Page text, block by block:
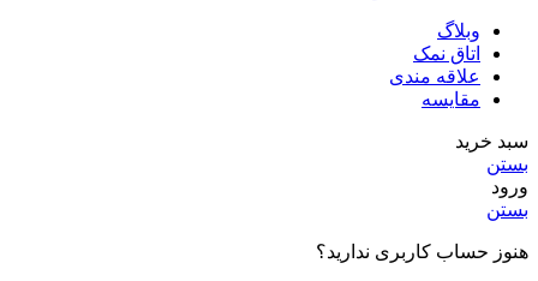
وبلاگ
اتاق نمک
علاقه مندی
مقایسه
سبد خرید
بستن
ورود
بستن
هنوز حساب کاربری ندارید؟